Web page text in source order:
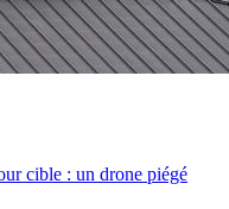
cible : un drone piégé